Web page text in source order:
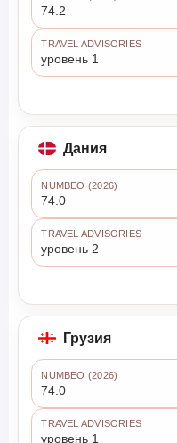
74.2
TRAVEL ADVISORIES
уровень 1
Дания
NUMBEO (2026)
74.0
TRAVEL ADVISORIES
уровень 2
Грузия
NUMBEO (2026)
74.0
TRAVEL ADVISORIES
уровень 1